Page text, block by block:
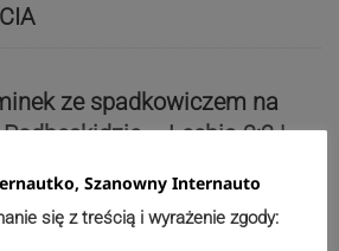
ze spadkowiczem na
– Lechia 2:2 |
Szanowny Internauto
się z treścią i wyrażenie zgody: